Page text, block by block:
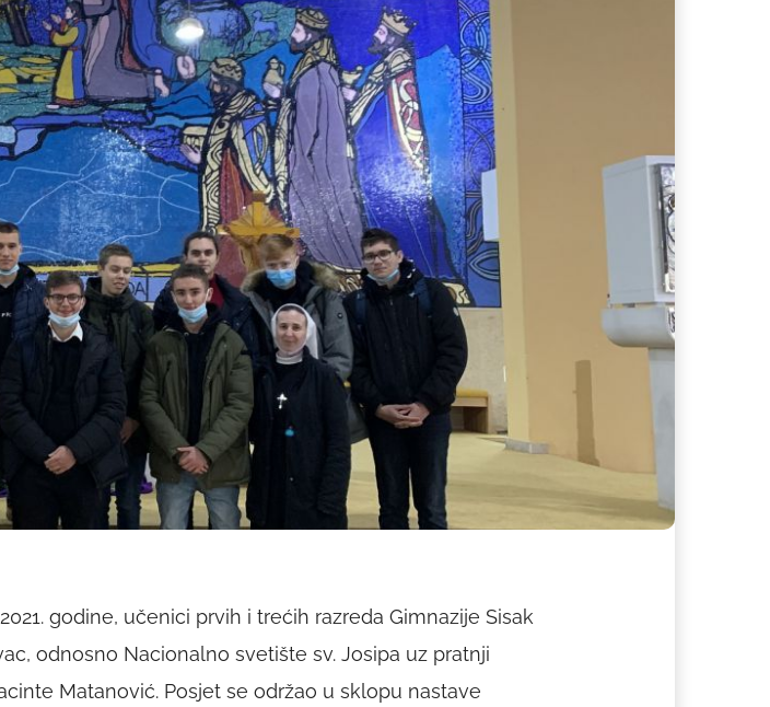
godine, učenici prvih i trećih razreda Gimnazije Sisak
odnosno Nacionalno svetište sv. Josipa uz pratnji
Matanović. Posjet se održao u sklopu nastave